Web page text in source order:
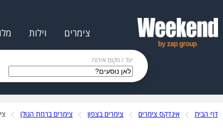
צימרים וילות
יעד / מקום אירוח
דף הבית אינדקס צימרים צימרים בצפון צימרים ברמת הגולן